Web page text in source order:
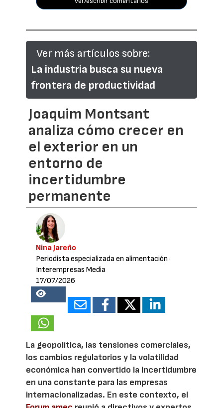
Ver más artículos sobre:
La industria busca su nueva
frontera de productividad
Joaquim Montsant
analiza cómo crecer en
el exterior en un
entorno de
incertidumbre
permanente
Nina Jareño
Periodista especializada en alimentación ·
Interempresas Media
17/07/2026
26785
La geopolítica, las tensiones comerciales,
los cambios regulatorios y la volatilidad
económica han convertido la incertidumbre
en una constante para las empresas
internacionalizadas. En este contexto, el